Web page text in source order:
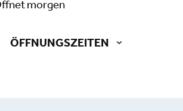
öffnet morgen
ÖFFNUNGSZEITEN